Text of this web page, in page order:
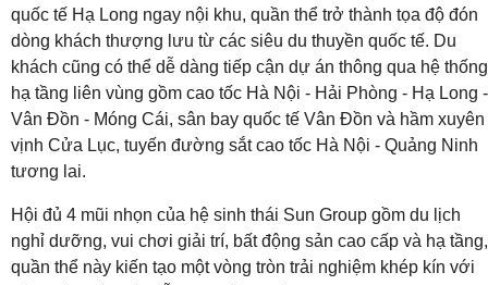
quốc tế Hạ Long ngay nội khu, quần thể trở thành tọa độ đón
dòng khách thượng lưu từ các siêu du thuyền quốc tế. Du
khách cũng có thể dễ dàng tiếp cận dự án thông qua hệ thống
hạ tầng liên vùng gồm cao tốc Hà Nội - Hải Phòng - Hạ Long -
Vân Đồn - Móng Cái, sân bay quốc tế Vân Đồn và hầm xuyên
vịnh Cửa Lục, tuyến đường sắt cao tốc Hà Nội - Quảng Ninh
tương lai.
Hội đủ 4 mũi nhọn của hệ sinh thái Sun Group gồm du lịch
nghỉ dưỡng, vui chơi giải trí, bất động sản cao cấp và hạ tầng,
quần thể này kiến tạo một vòng tròn trải nghiệm khép kín với